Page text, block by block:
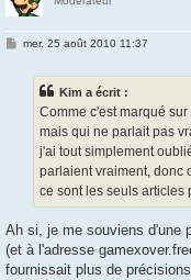
Mmer. 25 août 2010 11:37
Kim a écrit :
Comme c'est marqué
mais qui ne parlait pas
j'ai tout simplement
parlaient vraiment, donc
ce sont les seuls articles
Ah si, je me souviens d'une
(et à l'adresse
fournissait plus de